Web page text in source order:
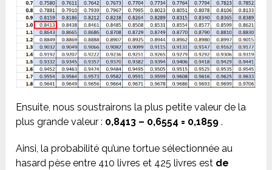
Ensuite, nous soustrairons la plus petite valeur de la
plus grande valeur : 0,8413 – 0,6554 = 0,1859 .
Ainsi, la probabilité qu’une tortue sélectionnée au
hasard pèse entre 410 livres et 425 livres est de